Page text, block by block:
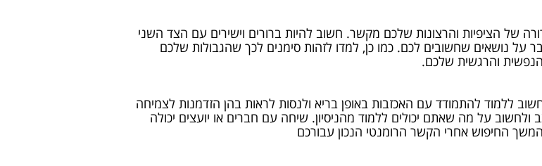
של הציפיות והרצונות שלכם מקשר. חשוב להיות ברורים וישירים עם הצד השני
נושאים שחשובים לכם. כמו כן, למדו לזהות סימנים לכך שהגבולות שלכם
והרגשית שלכם.
ללמוד להתמודד עם האכזבות באופן בריא ולנסות לראות בהן הזדמנות לצמיחה
על מה שאתם יכולים ללמוד מהניסיון. שיחה עם חברים או יועצים יכולה
החיפוש אחרי הקשר הרומנטי הנכון עבורכם